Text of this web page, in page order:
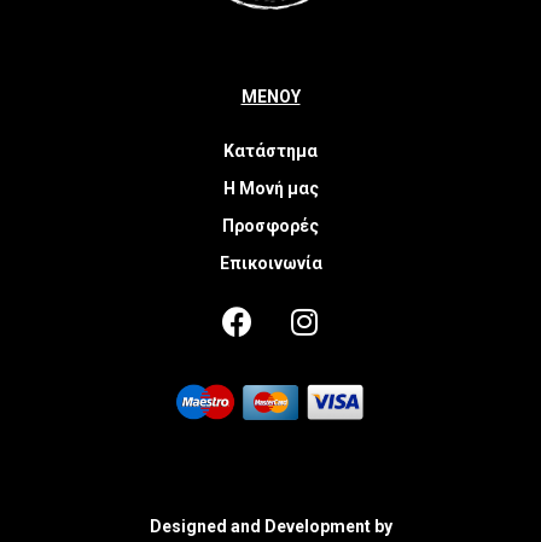
ΜΕΝΟΥ
Κατάστημα
Η Μονή μας
Προσφορές
Επικοινωνία
Designed and Development by